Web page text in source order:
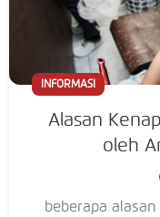
INFORMASI
Alasan
oleh
beberapa